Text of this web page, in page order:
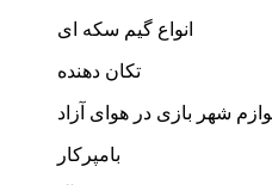
انواع گیم سکه ای
تکان دهنده
شهر بازی در هوای آزاد
بامپرکار